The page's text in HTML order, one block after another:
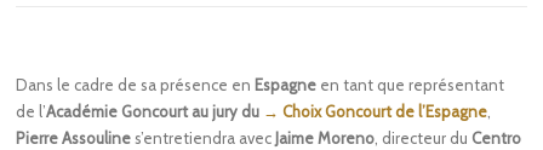
Dans le cadre de sa présence en Espagne en tant que représentant
de l’Académie Goncourt au jury du → Choix Goncourt de l’Espagne,
Pierre Assouline s’entretiendra avec Jaime Moreno, directeur du Centro